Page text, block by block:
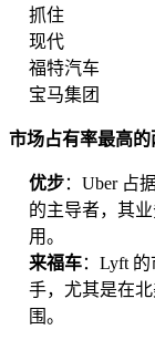
抓住
现代
福特汽车
宝马集团
市场占有率最高的
优步：Uber 占
的主导者，其
用。
来福车：Lyft
手，尤其是在
围。